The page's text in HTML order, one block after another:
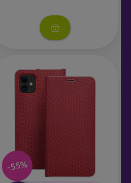
-55%